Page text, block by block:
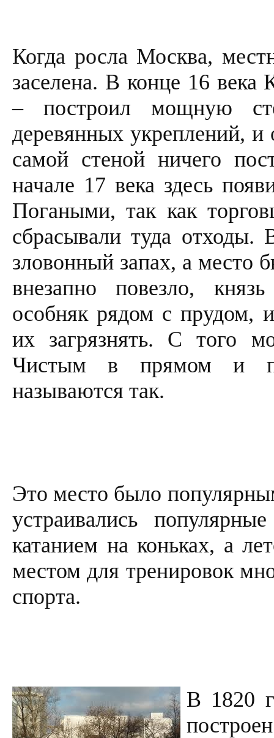
Когда росла Москва,
заселена. В конце 16
– построил мощную
деревянных укреплений, и
самой стеной ничего
начале 17 века здесь
Погаными, так как
сбрасывали туда
зловонный запах, а место
внезапно повезло,
особняк рядом с прудом,
их загрязнять. С того
Чистым в прямом и
называются так.
Это место было
устраивались
катанием на коньках, а
местом для тренировок
спорта.
В 1820